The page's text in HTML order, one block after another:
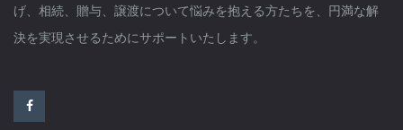
げ、相続、贈与、譲渡について悩みを抱える方たちを、円満な解
決を実現させるためにサポートいたします。